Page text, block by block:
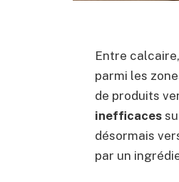
Entre
parmi les
de produits
inefficaces
désormais
par un